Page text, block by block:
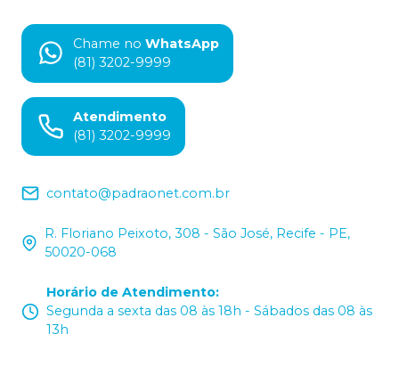
Chame no WhatsApp
(81) 3202-9999
Atendimento
(81) 3202-9999
contato@padraonet.com.br
R. Floriano Peixoto, 308 - São José, Recife - PE,
50020-068
Horário de Atendimento:
Segunda a sexta das 08 às 18h - Sábados das 08 às
13h